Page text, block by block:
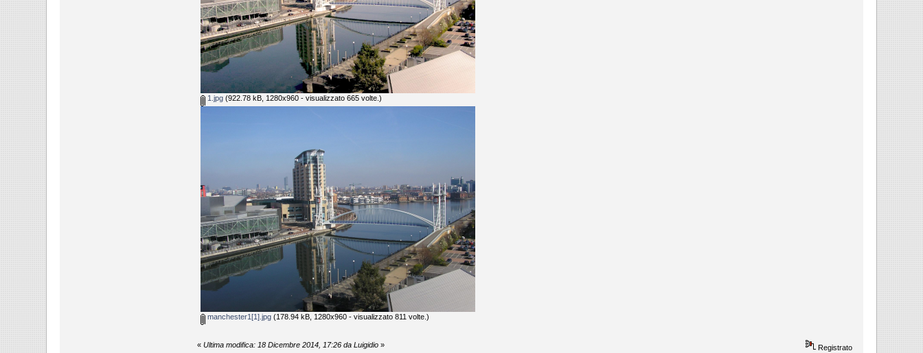
1.jpg (922.78 kB, 1280x960 - visualizzato 665 volte.)
manchester1[1].jpg (178.94 kB, 1280x960 - visualizzato 811 volte.)
« Ultima modifica: 18 Dicembre 2014, 17:26 da Luigidio» Registrato